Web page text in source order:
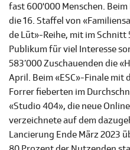
fast 600'000 Menschen.
die 16. Staffel von
de Lüt»-Reihe, mit im Schnitt
Publikum für viel Interesse
583’000 Zuschauenden die
April. Beim «ESC»-Finale mit
Forrer fieberten im
«Studio 404», die neue
verzeichnete auf dem
Lancierung Ende März 2023